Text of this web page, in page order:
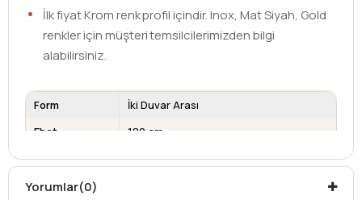
İlk fiyat Krom renk profil içindir. Inox, Mat Siyah, Gold
renkler için müşteri temsilcilerimizden bilgi
alabilirsiniz.
Form
İki Duvar Arası
Ebat
180 cm
Cam Kalınlığı
6 mm
Kullanım Alanı
Yorumlar(0)